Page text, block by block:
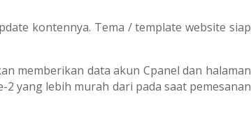
kontennya. Tema / template website siap
memberikan data akun Cpanel dan halaman
yang lebih murah dari pada saat pemesanan